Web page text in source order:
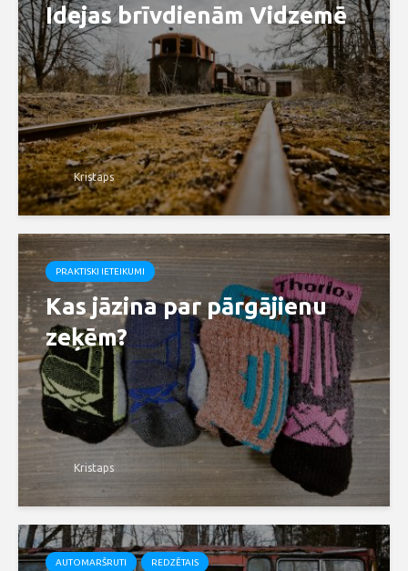
Idejas brīvdienām Vidzemē
Kristaps
PRAKTISKI IETEIKUMI
Kas jāzina par pārgājienu
zeķēm?
Kristaps
AUTOMARŠRUTI REDZĒTAIS